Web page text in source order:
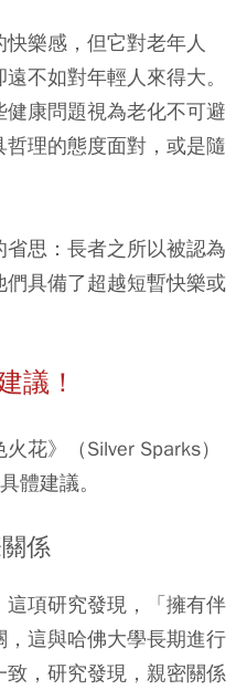
樂感，但它對老年人
不如對年輕人來得大。
康問題視為老化不可避
理的態度面對，或是隨
思：長者之所以被認為
具備了超越短暫快樂或
議！
花》（Silver Sparks）
體建議。
係
項研究發現，「擁有伴
這與哈佛大學長期進行
，研究發現，親密關係